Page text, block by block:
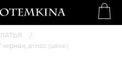
атлас (шелк)